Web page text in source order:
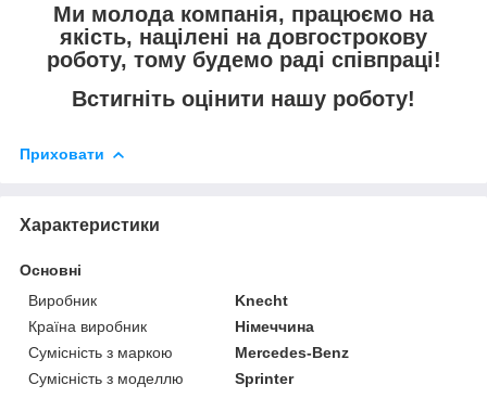
Ми молода компанія, працюємо на
якість, націлені на довгострокову
роботу, тому будемо раді співпраці!
Встигніть оцінити нашу роботу!
Приховати
Характеристики
Основні
Виробник
Knecht
Країна виробник
Німеччина
Сумісність з маркою
Mercedes-Benz
Сумісність з моделлю
Sprinter